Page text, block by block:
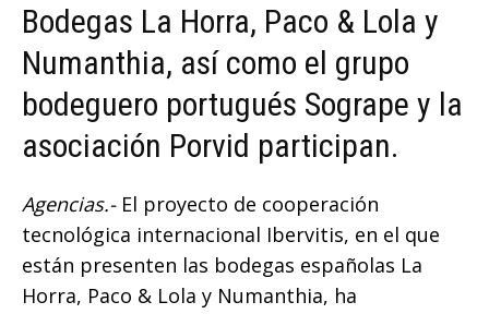
Bodegas La Horra, Paco & Lola y
Numanthia, así como el grupo
bodeguero portugués Sogrape y la
asociación Porvid participan.
Agencias.-El proyecto de cooperación
tecnológica internacional Ibervitis, en el que
están presenten las bodegas españolas La
Horra, Paco & Lola y Numanthia, ha